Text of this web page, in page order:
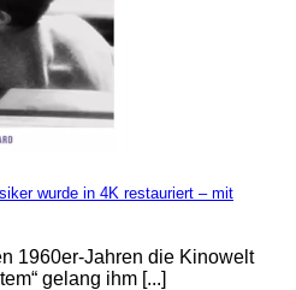
wurde in 4K restauriert – mit
1960er-Jahren die Kinowelt
gelang ihm [...]